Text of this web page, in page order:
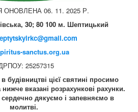
ОНОВЛЕНА 06. 11. 2025 Р.
30; 80 100 м. Шептицький
sanctus.org.ua
25257315
будівництві цієї святині просимо
вказані розрахункові рахунки.
дякуємо і запевняємо в
молитві.